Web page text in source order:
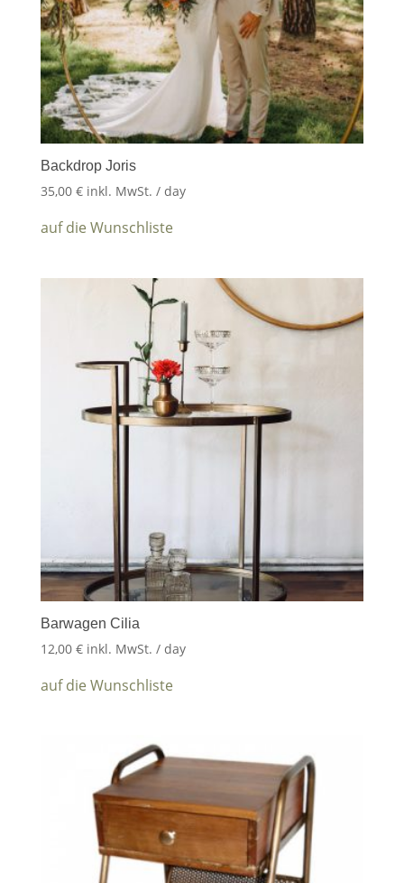
Backdrop Joris
35,00 € inkl. MwSt. / day
auf die Wunschliste
Barwagen Cilia
12,00 € inkl. MwSt. / day
auf die Wunschliste